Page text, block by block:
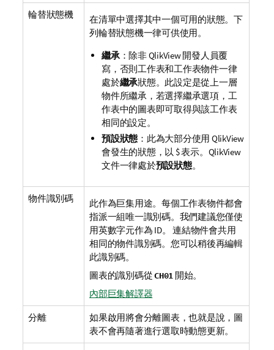
輪替狀態機
在清單中選擇其中一個可用的狀態。下
列輪替狀態機一律可供使用。
繼承：除非 QlikView 開發人員覆
寫，否則工作表和工作表物件一律
處於繼承狀態。此設定是從上一層
物件所繼承，若選擇繼承選項，工
作表中的圖表即可取得與該工作表
相同的設定。
預設狀態 ：此為大部分使用 QlikView
會發生的狀態，以 $ 表示。QlikView
文件一律處於預設狀態。
物件識別碼
此作為巨集用途。每個工作表物件都會
指派一組唯一識別碼。我們建議您僅使
用英數字元作為 ID。 連結物件會共用
相同的物件識別碼。您可以稍後再編輯
此識別碼。
圖表的識別碼從CH01 開始。
內部巨集解譯器
分離
如果啟用將會分離圖表，也就是說，圖
表不會再隨著進行選取時動態更新。